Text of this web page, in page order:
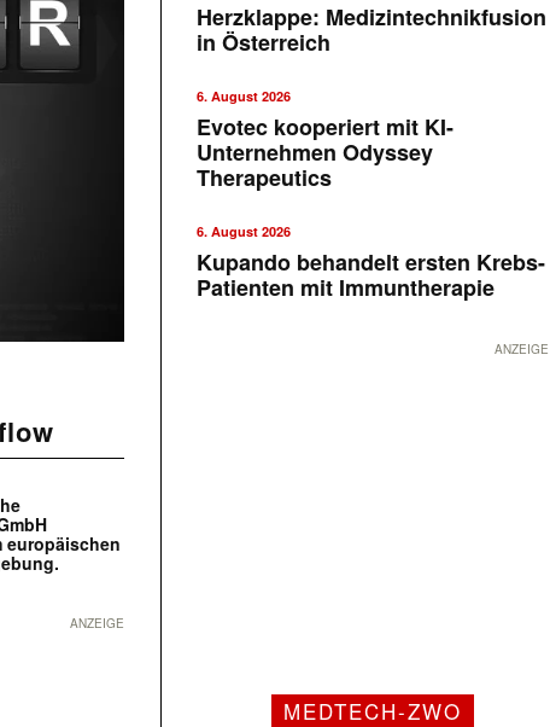
europäischen
ANZEIGE
Herzklappe: Medizintechnikfusion
in Österreich
6. August 2026
Evotec kooperiert mit KI-
Unternehmen Odyssey
Therapeutics
6. August 2026
Kupando behandelt ersten Krebs-
Patienten mit Immuntherapie
ANZEIGE
MEDTECH-ZWO